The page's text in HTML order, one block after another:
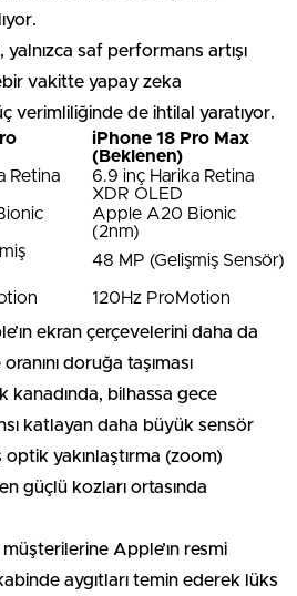
saf performans artışı
vakitte yapay zeka
verimliliğinde de ihtilal yaratıyor.
iPhone 18 Pro Max
(Beklenen)
Retina
6.9 inç Harika Retina
XDR OLED
Apple A20 Bionic
(2nm)
48 MP (Gelişmiş Sensör)
120Hz ProMotion
ekran çerçevelerini daha da
doruğa taşıması
kanadında, bilhassa gece
katlayan daha büyük sensör
yakınlaştırma (zoom)
güçlü kozları ortasında
Apple’ın resmi
aygıtları temin ederek lüks